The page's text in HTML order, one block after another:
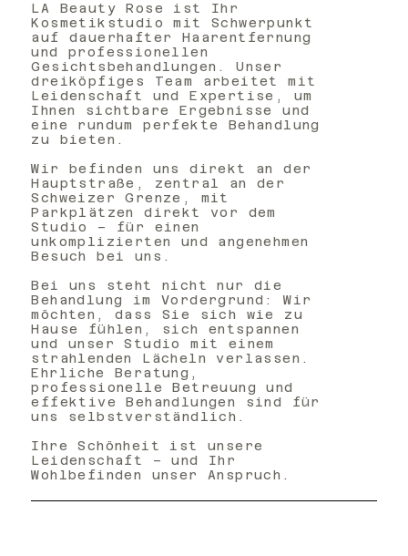
LA Beauty Rose ist Ihr
Kosmetikstudio mit Schwerpunkt
auf dauerhafter Haarentfernung
und professionellen
Gesichtsbehandlungen. Unser
dreiköpfiges Team arbeitet mit
Leidenschaft und Expertise, um
Ihnen sichtbare Ergebnisse und
eine rundum perfekte Behandlung
zu bieten.
Wir befinden uns direkt an der
Hauptstraße, zentral an der
Schweizer Grenze, mit
Parkplätzen direkt vor dem
Studio – für einen
unkomplizierten und angenehmen
Besuch bei uns.
Bei uns steht nicht nur die
Behandlung im Vordergrund: Wir
möchten, dass Sie sich wie zu
Hause fühlen, sich entspannen
und unser Studio mit einem
strahlenden Lächeln verlassen.
Ehrliche Beratung,
professionelle Betreuung und
effektive Behandlungen sind für
uns selbstverständlich.
Ihre Schönheit ist unsere
Leidenschaft – und Ihr
Wohlbefinden unser Anspruch.